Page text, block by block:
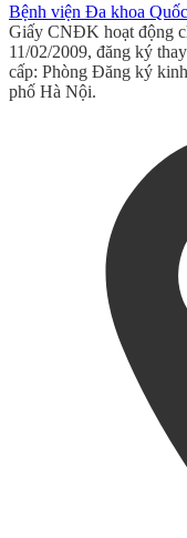
Bệnh viện Đa khoa
Giấy CNĐK hoạt động
11/02/2009, đăng ký
cấp: Phòng Đăng ký
phố Hà Nội.